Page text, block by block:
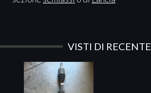
VISTI DI RECENTE